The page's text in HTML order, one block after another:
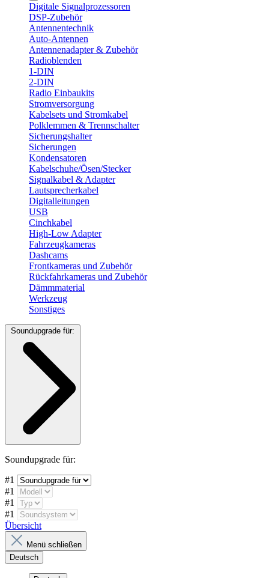
Digitale Signalprozessoren
DSP-Zubehör
Antennentechnik
Auto-Antennen
Antennenadapter & Zubehör
Radioblenden
1-DIN
2-DIN
Radio Einbaukits
Stromversorgung
Kabelsets und Stromkabel
Polklemmen & Trennschalter
Sicherungshalter
Sicherungen
Kondensatoren
Kabelschuhe/Ösen/Stecker
Signalkabel & Adapter
Lautsprecherkabel
Digitalleitungen
USB
Cinchkabel
High-Low Adapter
Fahrzeugkameras
Dashcams
Frontkameras und Zubehör
Rückfahrkameras und Zubehör
Dämmmaterial
Werkzeug
Sonstiges
Soundupgrade für:
Soundupgrade für:
#1
#1
#1
#1
Übersicht
Menü schließen
Deutsch